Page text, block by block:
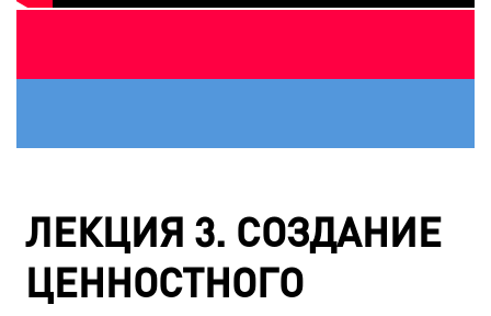
ЛЕКЦИЯ 3. СОЗДАНИЕ
ЦЕННОСТНОГО